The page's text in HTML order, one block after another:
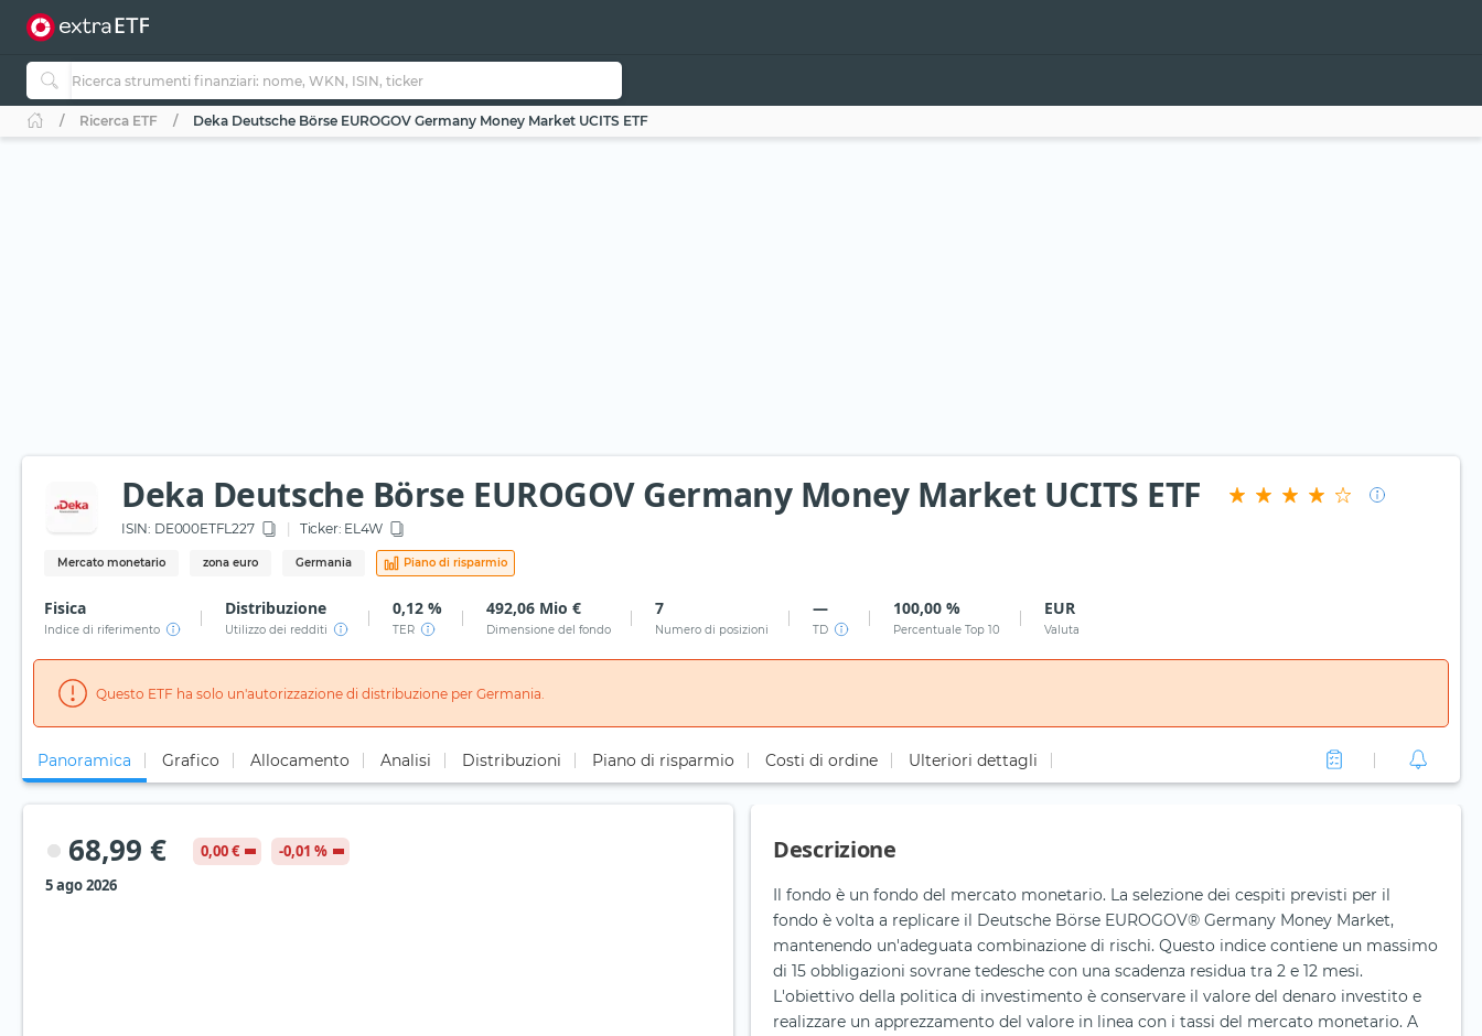
Ricerca ETF Deka Deutsche Börse EUROGOV Germany Money Market UCITS ETF
Deka Deutsche Börse EUROGOV Germany Money Market UCITS ETF
ISIN: DE000ETFL227 Ticker: EL4W
Mercato monetario zona euro Germania Piano di risparmio
Fisica
Indice di riferimento
Distribuzione
Utilizzo dei redditi
0,12 %
TER
492,06 Mio €
Dimensione del fondo
7
Numero di posizioni
—
TD
100,00 %
Percentuale Top 10
EUR
Valuta
Questo ETF ha solo un'autorizzazione di distribuzione per Germania.
Panoramica Grafico Allocamento Analisi Distribuzioni Piano di risparmio Costi di ordine Ulteriori dettagli
68,99 € 0,00 €
-0,01 %
5 ago 2026
Descrizione
Il fondo è un fondo del mercato monetario. La selezione dei cespiti previsti per il
fondo è volta a replicare il Deutsche Börse EUROGOV® Germany Money Market,
mantenendo un'adeguata combinazione di rischi. Questo indice contiene un massimo
di 15 obbligazioni sovrane tedesche con una scadenza residua tra 2 e 12 mesi.
L'obiettivo della politica di investimento è conservare il valore del denaro investito e
realizzare un apprezzamento del valore in linea con i tassi del mercato monetario. A